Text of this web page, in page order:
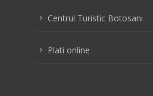
5 Centrul Turistic Botosani
5 Plati online